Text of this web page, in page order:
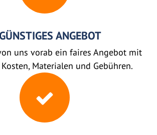
ANGEBOT
uns vorab ein faires Angebot mit
Materialen und Gebühren.